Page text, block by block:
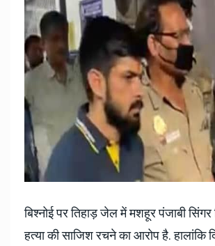
बिश्नोई पर तिहाड़ जेल में मशहूर पंजाबी सिंगर
हत्या की साजिश रचने का आरोप है. हालांकि